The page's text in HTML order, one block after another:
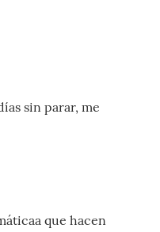
sin parar, me
que hacen